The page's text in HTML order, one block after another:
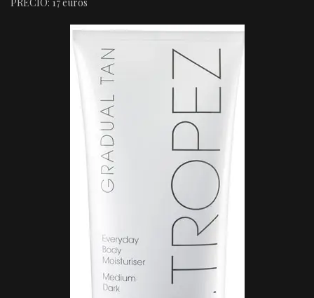
PRECIO: 17 euros